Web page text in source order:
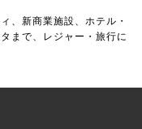
、新商業施設、ホテル・
まで、レジャー・旅行に